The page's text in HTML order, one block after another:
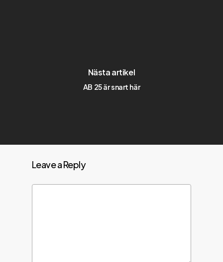
Nästa artikel
AB 25 är snart här
Leave a Reply